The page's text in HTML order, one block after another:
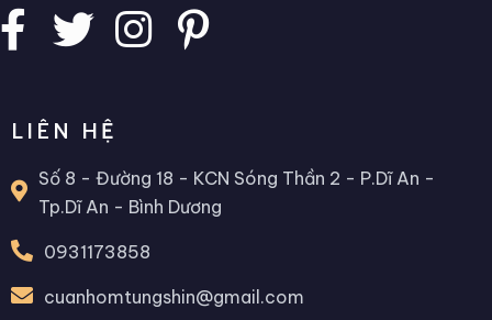
LIÊN HỆ
Số 8 - Đường 18 - KCN Sóng Thần 2 - P.Dĩ An -
Tp.Dĩ An - Bình Dương
0931173858
cuanhomtungshin@gmail.com